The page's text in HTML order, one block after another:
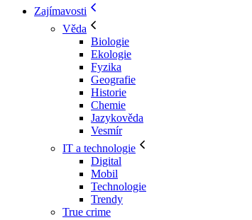
Zajímavosti
Věda
Biologie
Ekologie
Fyzika
Geografie
Historie
Chemie
Jazykověda
Vesmír
IT a technologie
Digital
Mobil
Technologie
Trendy
True crime